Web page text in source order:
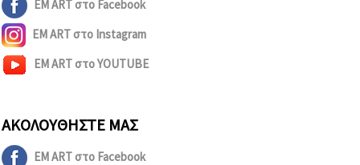
EM ART στο Facebook
EM ART στο Instagram
EM ART στο YOUTUBE
ΑΚΟΛΟΥΘΉΣΤΕ ΜΑΣ
EM ART στο Facebook